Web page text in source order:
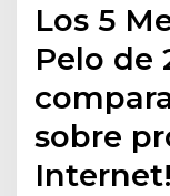
Los 5
Pelo de
sobre